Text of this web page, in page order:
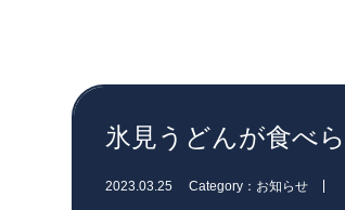
氷見うどんが食べ
2023.03.25 Category：お知らせ